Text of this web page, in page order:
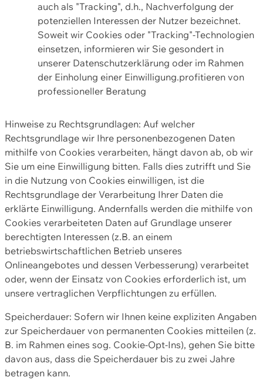
auch als "Tracking", d.h., Nachverfolgung der
potenziellen Interessen der Nutzer bezeichnet.
Soweit wir Cookies oder "Tracking"-Technologien
einsetzen, informieren wir Sie gesondert in
unserer Datenschutzerklärung oder im Rahmen
der Einholung einer Einwilligung.profitieren von
professioneller Beratung
Hinweise zu Rechtsgrundlagen: Auf welcher
Rechtsgrundlage wir Ihre personenbezogenen Daten
mithilfe von Cookies verarbeiten, hängt davon ab, ob wir
Sie um eine Einwilligung bitten. Falls dies zutrifft und Sie
in die Nutzung von Cookies einwilligen, ist die
Rechtsgrundlage der Verarbeitung Ihrer Daten die
erklärte Einwilligung. Andernfalls werden die mithilfe von
Cookies verarbeiteten Daten auf Grundlage unserer
berechtigten Interessen (z.B. an einem
betriebswirtschaftlichen Betrieb unseres
Onlineangebotes und dessen Verbesserung) verarbeitet
oder, wenn der Einsatz von Cookies erforderlich ist, um
unsere vertraglichen Verpflichtungen zu erfüllen.
Speicherdauer: Sofern wir Ihnen keine expliziten Angaben
zur Speicherdauer von permanenten Cookies mitteilen (z.
B. im Rahmen eines sog. Cookie-Opt-Ins), gehen Sie bitte
davon aus, dass die Speicherdauer bis zu zwei Jahre
betragen kann.